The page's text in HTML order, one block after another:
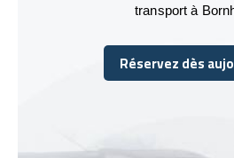
transport à
Réservez dès
Réservez dès